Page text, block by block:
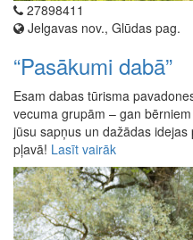
27898411
Jelgavas nov., Glūdas pag.
“Pasākumi dabā”
Esam dabas tūrisma
vecuma grupām – gan
jūsu sapņus un dažādas
pļavā! Lasīt vairāk